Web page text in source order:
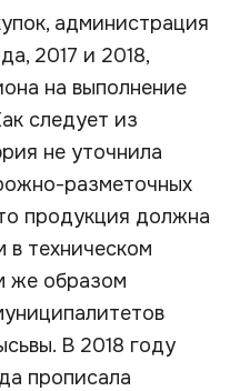
администрация
2017 и 2018,
на выполнение
следует из
не уточнила
разметочных
продукция должна
в техническом
же образом
В 2018 году
прописала